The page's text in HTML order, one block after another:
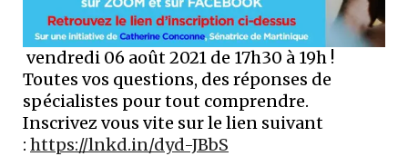
vendredi 06 août 2021 de 17h30 à 19h !
Toutes vos questions, des réponses de
spécialistes pour tout comprendre.
Inscrivez vous vite sur le lien suivant
: https://lnkd.in/dyd-JBbS